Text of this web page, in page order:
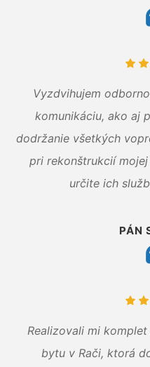
Vyzdvihujem
komunikáciu, ako aj
dodržanie všetkých
pri rekonštrukcií
určite ich
PÁN
Realizovali mi
bytu v Rači, ktorá